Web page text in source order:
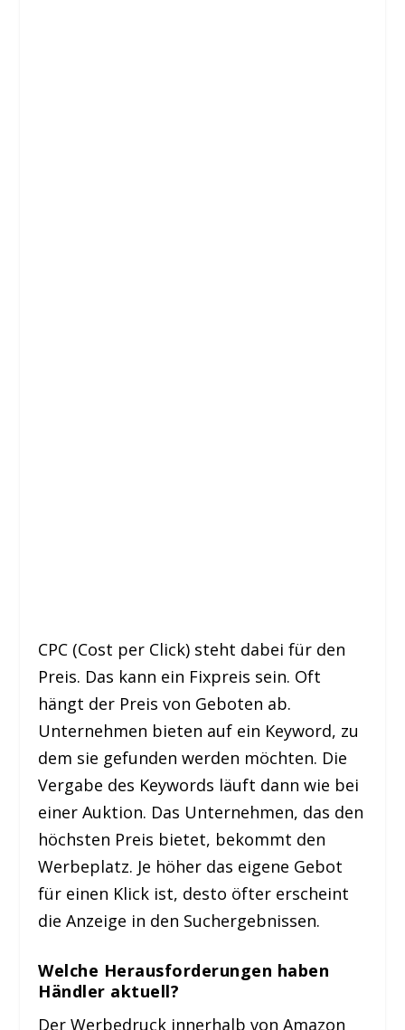
CPC (Cost per Click) steht dabei für den
Preis. Das kann ein Fixpreis sein. Oft
hängt der Preis von Geboten ab.
Unternehmen bieten auf ein Keyword, zu
dem sie gefunden werden möchten. Die
Vergabe des Keywords läuft dann wie bei
einer Auktion. Das Unternehmen, das den
höchsten Preis bietet, bekommt den
Werbeplatz. Je höher das eigene Gebot
für einen Klick ist, desto öfter erscheint
die Anzeige in den Suchergebnissen.
Welche Herausforderungen haben
Händler aktuell?
Der Werbedruck innerhalb von Amazon